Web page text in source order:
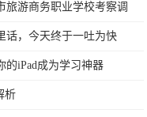
旅游商务职业学校考察调
话，今天终于一吐为快
的iPad成为学习神器
析